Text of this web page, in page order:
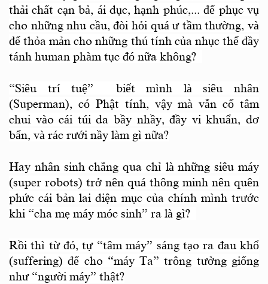
thải chất cạn bả, ái dục, hạnh phúc,... để phục vụ
cho những nhu cầu, đòi hỏi quá ư tầm thường, và
để thỏa mản cho những thú tính của nhục thể đầy
tánh human phàm tục đó nữa không?
“Siêu trí tuệ” biết mình là siêu nhân
(Superman), có Phật tính, vậy mà vẫn cố tâm
chui vào cái túi da bầy nhầy, đầy vi khuẩn, dơ
bẩn, và rác rưới nầy làm gì nữa?
Hay nhân sinh chẳng qua chỉ là những siêu máy
(super robots) trở nên quá thông minh nên quên
phức cái bản lai diện mục của chính mình trước
khi “cha mẹ máy móc sinh” ra là gì?
Rồi thì từ đó, tự “tâm máy” sáng tạo ra đau khổ
(suffering) để cho “máy Ta” trông tưởng giống
như “người máy” thật?